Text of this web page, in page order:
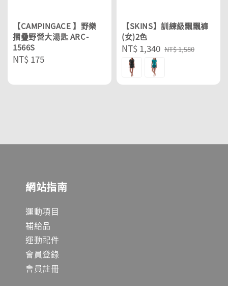
【CAMPINGACE 】野樂
摺疊野營大湯匙 ARC-
1566S
Regular
NT$ 175
【SKINS】訓練級飄飄褲
(女)2色
Sale
price
NT$ 1,340 Regular
NT$ 1,580
網站指南
運動項目
補給品
運動配件
會員登錄
會員註冊